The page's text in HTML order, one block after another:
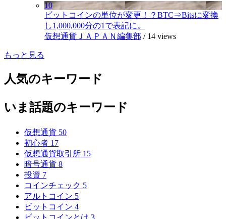
10
ビットコインの単位が変更！？BTC⇒Bitsに変換
し1,000,000分の1で表記に。
仮想通貨ＪＡＰＡＮ編集部 / 14 views
もっと見る
人気のキーワード
いま話題のキーワード
仮想通貨 50
初心者 17
仮想通貨取引所 15
暗号通貨 8
投資 7
コインチェック 5
アルトコイン 5
ビットコイン 4
ビットコインとは 3